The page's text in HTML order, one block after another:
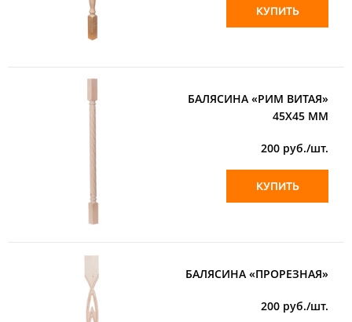
КУПИТЬ
БАЛЯСИНА «РИМ ВИТАЯ»
45Х45 ММ
200 руб./шт.
КУПИТЬ
БАЛЯСИНА «ПРОРЕЗНАЯ»
200 руб./шт.